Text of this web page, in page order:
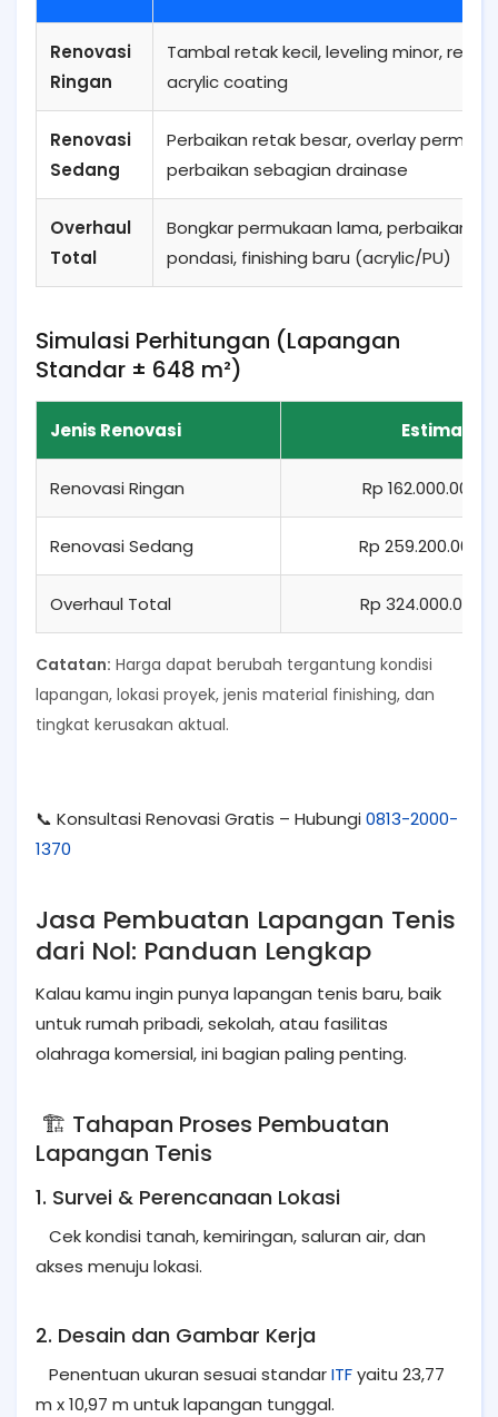
Renovasi
Ringan
Tambal retak kecil, leveling minor,
acrylic coating
Renovasi
Sedang
Perbaikan retak besar, overlay
perbaikan sebagian drainase
Overhaul
Total
Bongkar permukaan lama, perbaikan
pondasi, finishing baru (acrylic/PU)
Simulasi Perhitungan (Lapangan
Standar ± 648 m²)
Jenis Renovasi Estimasi
Renovasi Ringan Rp 162.000.000
Renovasi Sedang Rp 259.200.000
Overhaul Total Rp 324.000.000
Catatan: Harga dapat berubah tergantung kondisi
lapangan, lokasi proyek, jenis material finishing, dan
tingkat kerusakan aktual.
📞 Konsultasi Renovasi Gratis – Hubungi0813-2000-
1370
Jasa Pembuatan Lapangan Tenis
dari Nol: Panduan Lengkap
Kalau kamu ingin punya lapangan tenis baru, baik
untuk rumah pribadi, sekolah, atau fasilitas
olahraga komersial, ini bagian paling penting.
🏗️ Tahapan Proses Pembuatan
Lapangan Tenis
1. Survei & Perencanaan Lokasi
Cek kondisi tanah, kemiringan, saluran air, dan
akses menuju lokasi.
2. Desain dan Gambar Kerja
Penentuan ukuran sesuai standarITFyaitu 23,77
m x 10,97 m untuk lapangan tunggal.